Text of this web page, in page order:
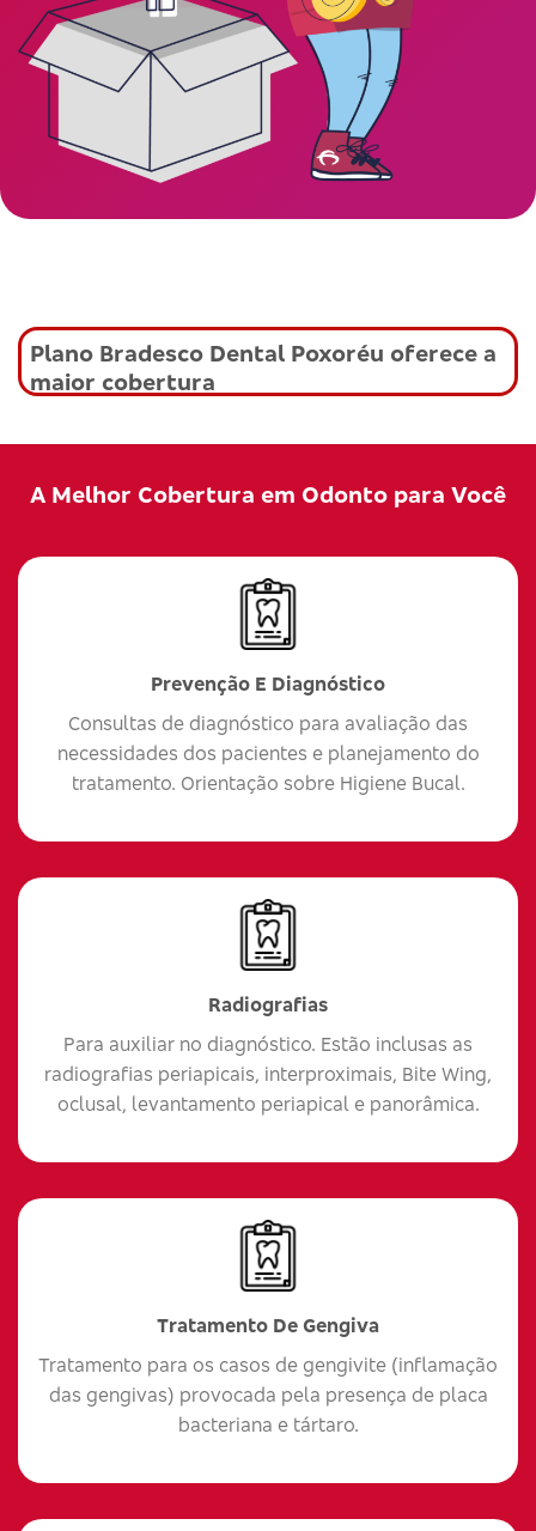
Plano Bradesco Dental Poxoréu oferece a
maior cobertura
A Melhor Cobertura em Odonto para Você
Prevenção E Diagnóstico
Consultas de diagnóstico para avaliação das
necessidades dos pacientes e planejamento do
tratamento. Orientação sobre Higiene Bucal.
Radiografias
Para auxiliar no diagnóstico. Estão inclusas as
radiografias periapicais, interproximais, Bite Wing,
oclusal, levantamento periapical e panorâmica.
Tratamento De Gengiva
Tratamento para os casos de gengivite (inflamação
das gengivas) provocada pela presença de placa
bacteriana e tártaro.